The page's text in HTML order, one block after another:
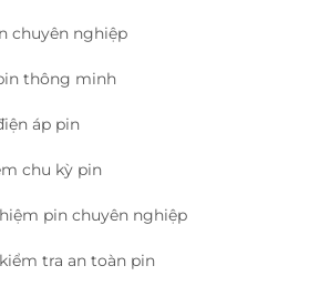
chuyên nghiệp
thông minh
áp pin
chu kỳ pin
pin chuyên nghiệp
tra an toàn pin